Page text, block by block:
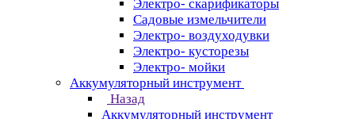
Электро- скарификаторы
Садовые измельчители
Электро- воздуходувки
Электро- кусторезы
Электро- мойки
Аккумуляторный инструмент
Назад
Аккумуляторный инструмент